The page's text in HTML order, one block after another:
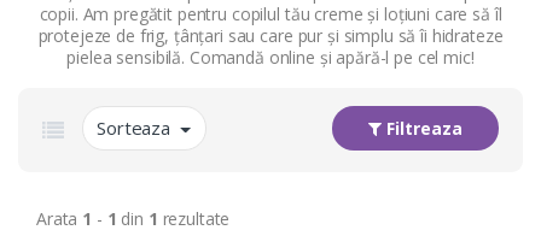
copii. Am pregătit pentru copilul tău creme și loțiuni care să îl
protejeze de frig, țânțari sau care pur și simplu să îi hidrateze
pielea sensibilă. Comandă online și apără-l pe cel mic!
Sorteaza Filtreaza
Arata 1 - 1 din 1 rezultate